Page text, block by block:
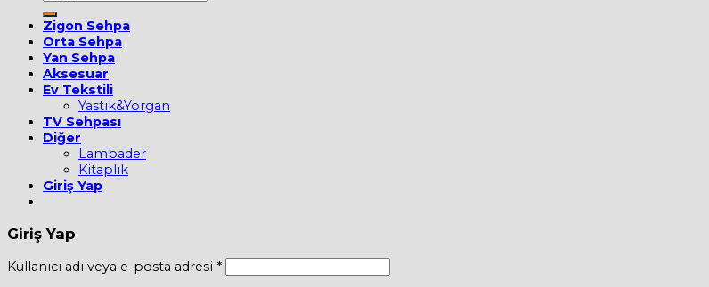
Zigon Sehpa
Orta Sehpa
Yan Sehpa
Aksesuar
Ev Tekstili
Yastık&Yorgan
TV Sehpası
Diğer
Lambader
Kitaplık
Giriş Yap
Giriş Yap
Kullanıcı adı veya e-posta adresi *